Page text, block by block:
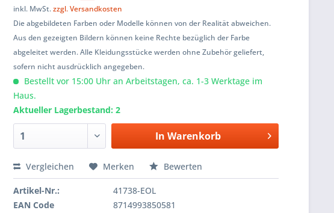
inkl. MwSt.zzgl. Versandkosten
Die abgebildeten Farben oder Modelle können von der Realität abweichen.
Aus den gezeigten Bildern können keine Rechte bezüglich der Farbe
abgeleitet werden. Alle Kleidungsstücke werden ohne Zubehör geliefert,
sofern nicht ausdrücklich angegeben.
Bestellt vor 15:00 Uhr an Arbeitstagen, ca. 1-3 Werktage im
Haus.
Aktueller Lagerbestand: 2
In Warenkorb
Vergleichen Merken Bewerten
Artikel-Nr.:
41738-EOL
EAN Code
8714993850581